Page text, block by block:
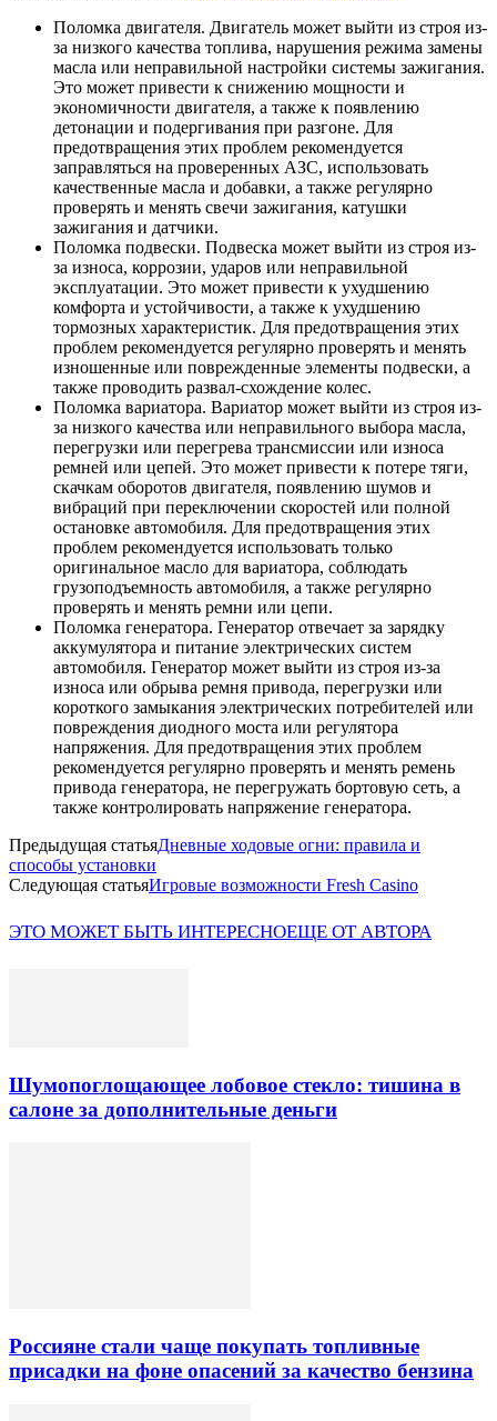
Поломка двигателя. Двигатель может выйти из строя из-
за низкого качества топлива, нарушения режима замены
масла или неправильной настройки системы зажигания.
Это может привести к снижению мощности и
экономичности двигателя, а также к появлению
детонации и подергивания при разгоне. Для
предотвращения этих проблем рекомендуется
заправляться на проверенных АЗС, использовать
качественные масла и добавки, а также регулярно
проверять и менять свечи зажигания, катушки
зажигания и датчики.
Поломка подвески. Подвеска может выйти из строя из-
за износа, коррозии, ударов или неправильной
эксплуатации. Это может привести к ухудшению
комфорта и устойчивости, а также к ухудшению
тормозных характеристик. Для предотвращения этих
проблем рекомендуется регулярно проверять и менять
изношенные или поврежденные элементы подвески, а
также проводить развал-схождение колес.
Поломка вариатора. Вариатор может выйти из строя из-
за низкого качества или неправильного выбора масла,
перегрузки или перегрева трансмиссии или износа
ремней или цепей. Это может привести к потере тяги,
скачкам оборотов двигателя, появлению шумов и
вибраций при переключении скоростей или полной
остановке автомобиля. Для предотвращения этих
проблем рекомендуется использовать только
оригинальное масло для вариатора, соблюдать
грузоподъемность автомобиля, а также регулярно
проверять и менять ремни или цепи.
Поломка генератора. Генератор отвечает за зарядку
аккумулятора и питание электрических систем
автомобиля. Генератор может выйти из строя из-за
износа или обрыва ремня привода, перегрузки или
короткого замыкания электрических потребителей или
повреждения диодного моста или регулятора
напряжения. Для предотвращения этих проблем
рекомендуется регулярно проверять и менять ремень
привода генератора, не перегружать бортовую сеть, а
также контролировать напряжение генератора.
Предыдущая статьяДневные ходовые огни: правила и
способы установки
Следующая статьяИгровые возможности Fresh Casino
ЭТО МОЖЕТ БЫТЬ ИНТЕРЕСНОЕЩЕ ОТ АВТОРА
Шумопоглощающее лобовое стекло: тишина в
салоне за дополнительные деньги
Россияне стали чаще покупать топливные
присадки на фоне опасений за качество бензина